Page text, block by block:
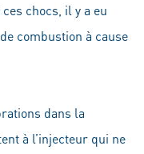
chocs, il y a eu
combustion à cause
dans la
à l’injecteur qui ne